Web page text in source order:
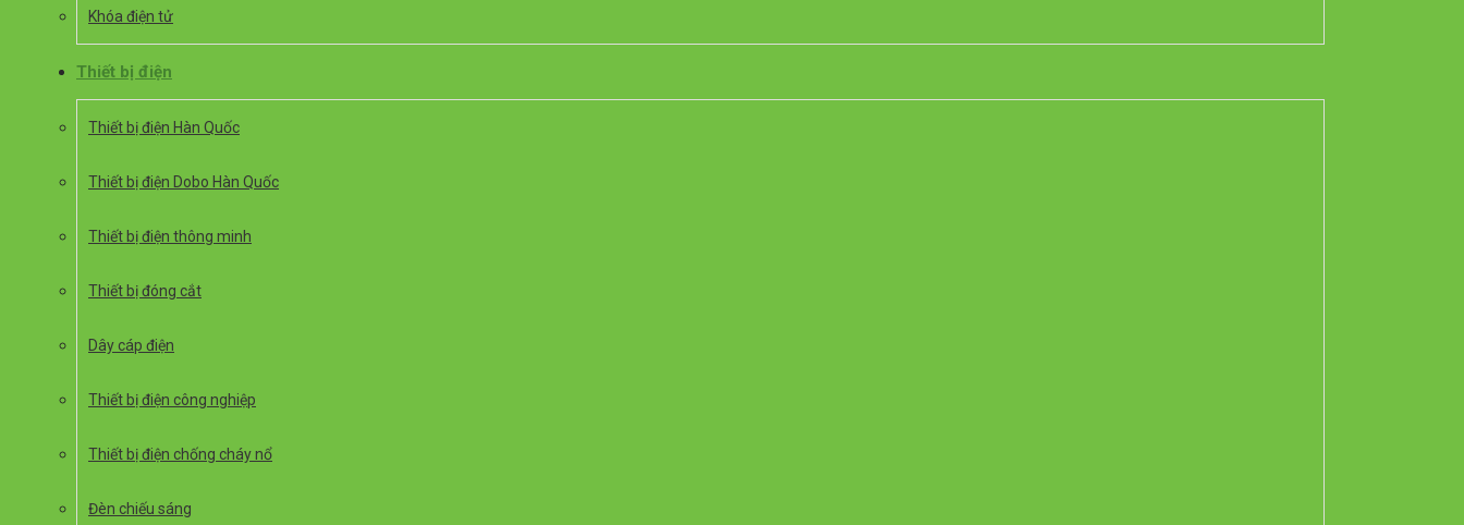
Khóa điện tử
Thiết bị điện
Thiết bị điện Hàn Quốc
Thiết bị điện Dobo Hàn Quốc
Thiết bị điện thông minh
Thiết bị đóng cắt
Dây cáp điện
Thiết bị điện công nghiệp
Thiết bị điện chống cháy nổ
Đèn chiếu sáng